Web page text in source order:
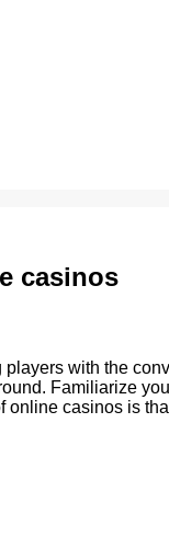
casinos
with the
Familiarize
online casinos is